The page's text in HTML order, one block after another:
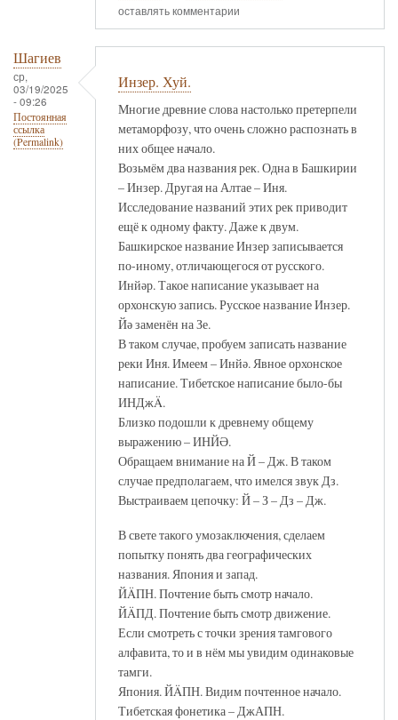
оставлять комментарии
Шагиев
ср,
03/19/2025
- 09:26
Постоянная
ссылка
(Permalink)
Инзер. Хуй.
Многие древние слова настолько претерпели
метаморфозу, что очень сложно распознать в
них общее начало.
Возьмём два названия рек. Одна в Башкирии
– Инзер. Другая на Алтае – Иня.
Исследование названий этих рек приводит
ещё к одному факту. Даже к двум.
Башкирское название Инзер записывается
по-иному, отличающегося от русского.
Инйәр. Такое написание указывает на
орхонскую запись. Русское название Инзер.
Йә заменён на Зе.
В таком случае, пробуем записать название
реки Иня. Имеем – Инйә. Явное орхонское
написание. Тибетское написание было-бы
ИНДжÄ.
Близко подошли к древнему общему
выражению – ИНЙӘ.
Обращаем внимание на Й – Дж. В таком
случае предполагаем, что имелся звук Дз.
Выстраиваем цепочку: Й – З – Дз – Дж.
В свете такого умозаключения, сделаем
попытку понять два географических
названия. Япония и запад.
ЙÄПН. Почтение быть смотр начало.
ЙÄПД. Почтение быть смотр движение.
Если смотреть с точки зрения тамгового
алфавита, то и в нём мы увидим одинаковые
тамги.
Япония. ЙÄПН. Видим почтенное начало.
Тибетская фонетика – ДжАПН.